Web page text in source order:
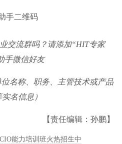
交流群吗？请添加“HIT专家
手微信好友
位名称、职务、主管技术或产品
名信息）
【责任编辑：孙鹏】
能力培训班火热招生中